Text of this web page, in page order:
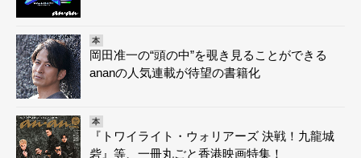
本
岡田准一の“頭の中”を覗き見ることができる
ananの人気連載が待望の書籍化
本
『トワイライト・ウォリアーズ 決戦！九龍城
砦』等、一冊丸ごと香港映画特集！